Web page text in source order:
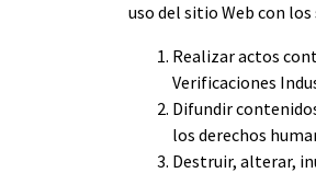
uso del sitio Web con
Realizar actos
Verificaciones
Difundir
los derechos
Destruir, alterar,